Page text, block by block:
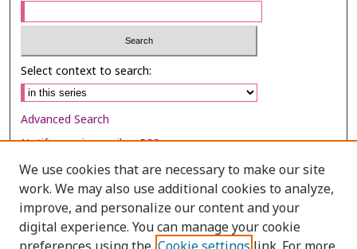
Select context to search:
Advanced Search
Notify me via email orRSS
Browse
Collections
Disciplines
We use cookies that are necessary to make our site
work. We may also use additional cookies to analyze,
improve, and personalize our content and your
digital experience. You can manage your cookie